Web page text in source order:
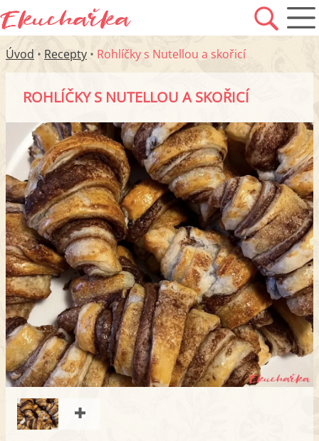
Úvod • Recepty • Rohlíčky s Nutellou a skořicí
ROHLÍČKY S NUTELLOU A SKOŘICÍ